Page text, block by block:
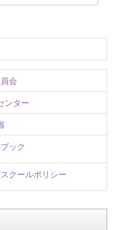
会
ンター
ック
クールポリシー